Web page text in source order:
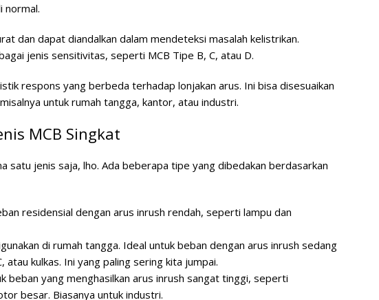
normal.
dan dapat diandalkan dalam mendeteksi masalah kelistrikan.
jenis sensitivitas, seperti MCB Tipe B, C, atau D.
respons yang berbeda terhadap lonjakan arus. Ini bisa disesuaikan
untuk rumah tangga, kantor, atau industri.
MCB Singkat
satu jenis saja, lho. Ada beberapa tipe yang dibedakan berdasarkan
residensial dengan arus inrush rendah, seperti lampu dan
di rumah tangga. Ideal untuk beban dengan arus inrush sedang
atau kulkas. Ini yang paling sering kita jumpai.
beban yang menghasilkan arus inrush sangat tinggi, seperti
besar. Biasanya untuk industri.